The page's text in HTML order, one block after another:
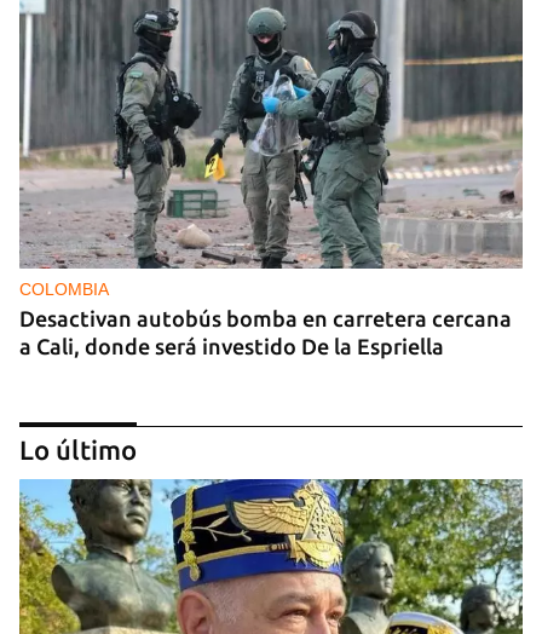
COLOMBIA
Desactivan autobús bomba en carretera cercana
a Cali, donde será investido De la Espriella
Lo último